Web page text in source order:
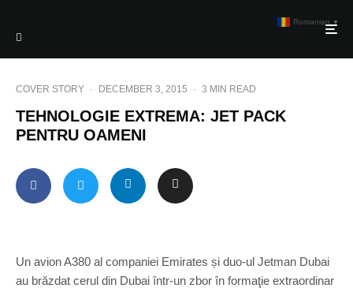
COVER STORY · DECEMBER 3, 2015 · 3 MIN READ
TEHNOLOGIE EXTREMA: JET PACK
PENTRU OAMENI
Un avion A380 al companiei Emirates și duo-ul Jetman Dubai
au brăzdat cerul din Dubai într-un zbor în formaţie extraordinar
Romanian ▼